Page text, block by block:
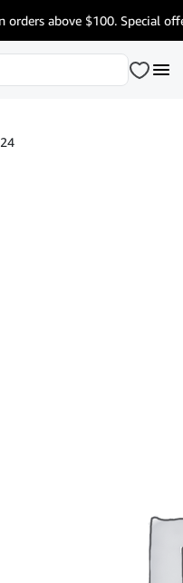
orders above $100. Special